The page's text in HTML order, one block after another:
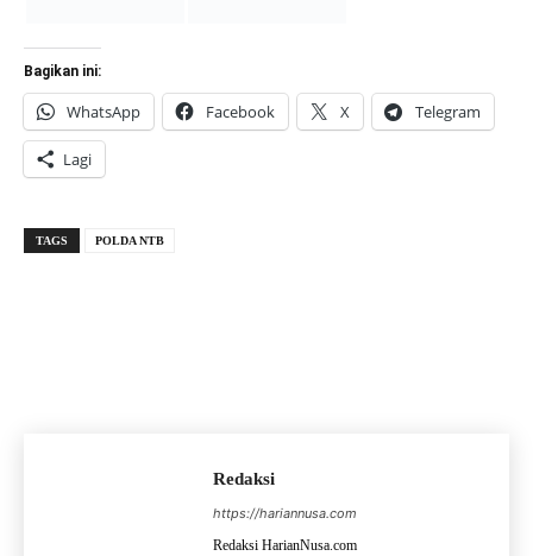
Bagikan ini:
WhatsApp Facebook X Telegram
Lagi
TAGS POLDA NTB
Redaksi
https://hariannusa.com
Redaksi HarianNusa.com